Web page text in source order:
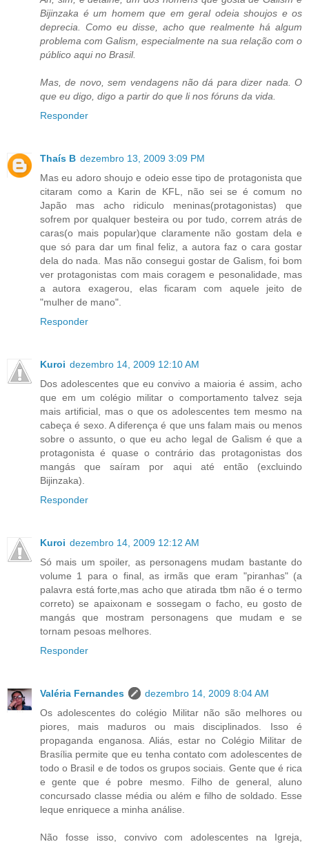
Bijinzaka é um homem que em geral odeia shoujos e os
deprecia. Como eu disse, acho que realmente há algum
problema com Galism, especialmente na sua relação com o
público aqui no Brasil.
Mas, de novo, sem vendagens não dá para dizer nada. O
que eu digo, digo a partir do que li nos fóruns da vida.
Responder
Thaís B dezembro 13, 2009 3:09 PM
Mas eu adoro shoujo e odeio esse tipo de protagonista que
citaram como a Karin de KFL, não sei se é comum no
Japão mas acho ridiculo meninas(protagonistas) que
sofrem por qualquer besteira ou por tudo, correm atrás de
caras(o mais popular)que claramente não gostam dela e
que só para dar um final feliz, a autora faz o cara gostar
dela do nada. Mas não consegui gostar de Galism, foi bom
ver protagonistas com mais coragem e pesonalidade, mas
a autora exagerou, elas ficaram com aquele jeito de
"mulher de mano".
Responder
Kuroi dezembro 14, 2009 12:10 AM
Dos adolescentes que eu convivo a maioria é assim, acho
que em um colégio militar o comportamento talvez seja
mais artificial, mas o que os adolescentes tem mesmo na
cabeça é sexo. A diferença é que uns falam mais ou menos
sobre o assunto, o que eu acho legal de Galism é que a
protagonista é quase o contrário das protagonistas dos
mangás que saíram por aqui até então (excluindo
Bijinzaka).
Responder
Kuroi dezembro 14, 2009 12:12 AM
Só mais um spoiler, as personagens mudam bastante do
volume 1 para o final, as irmãs que eram "piranhas" (a
palavra está forte,mas acho que atirada tbm não é o termo
correto) se apaixonam e sossegam o facho, eu gosto de
mangás que mostram personagens que mudam e se
tornam pesoas melhores.
Responder
Valéria Fernandes
dezembro 14, 2009 8:04 AM
Os adolescentes do colégio Militar não são melhores ou
piores, mais maduros ou mais disciplinados. Isso é
propaganda enganosa. Aliás, estar no Colégio Militar de
Brasília permite que eu tenha contato com adolescentes de
todo o Brasil e de todos os grupos sociais. Gente que é rica
e gente que é pobre mesmo. Filho de general, aluno
concursado classe média ou além e filho de soldado. Esse
leque enriquece a minha análise.
Não fosse isso, convivo com adolescentes na Igreja,